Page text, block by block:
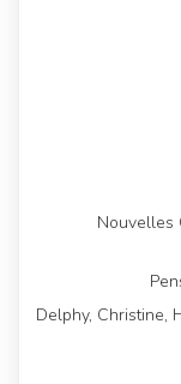
Nouvelles
Delphy, Christine,